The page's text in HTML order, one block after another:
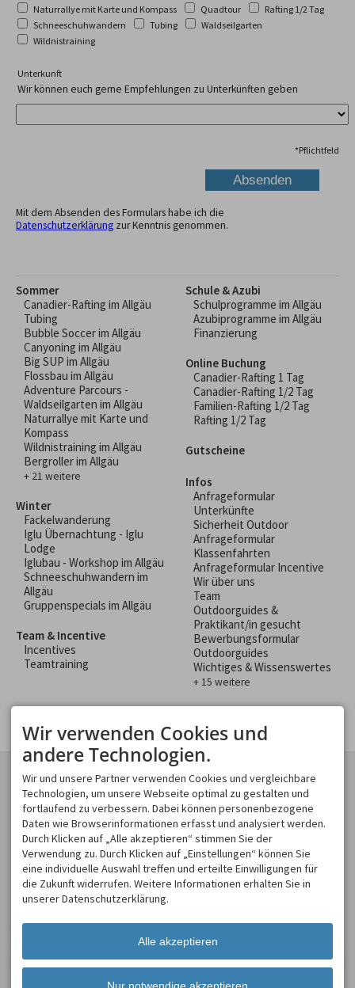
Naturrallye mit Karte und Kompass
Quadtour
Rafting 1/2 Tag
Schneeschuhwandern
Tubing
Waldseilgarten
Wildnistraining
Unterkunft
Wir können euch gerne Empfehlungen zu Unterkünften geben
*Pflichtfeld
Mit dem Absenden des Formulars habe ich die
Datenschutzerklärung zur Kenntnis genommen.
Sommer
Canadier-Rafting im Allgäu
Tubing
Bubble Soccer im Allgäu
Canyoning im Allgäu
Big SUP im Allgäu
Flossbau im Allgäu
Adventure Parcours -
Waldseilgarten im Allgäu
Naturrallye mit Karte und
Kompass
Wildnistraining im Allgäu
Bergroller im Allgäu
+ 21 weitere
Winter
Fackelwanderung
Iglu Übernachtung - Iglu
Lodge
Iglubau - Workshop im Allgäu
Schneeschuhwandern im
Allgäu
Gruppenspecials im Allgäu
Team & Incentive
Incentives
Teamtraining
Schule & Azubi
Schulprogramme im Allgäu
Azubiprogramme im Allgäu
Finanzierung
Online Buchung
Canadier-Rafting 1 Tag
Canadier-Rafting 1/2 Tag
Familien-Rafting 1/2 Tag
Rafting 1/2 Tag
Gutscheine
Infos
Anfrageformular
Unterkünfte
Sicherheit Outdoor
Anfrageformular
Klassenfahrten
Anfrageformular Incentive
Wir über uns
Team
Outdoorguides &
Praktikant/in gesucht
Bewerbungsformular
Outdoorguides
Wichtiges & Wissenswertes
+ 15 weitere
KONTAKT
Spirits of Nature GmbH
Moosweg 2
87545 Burgberg
DEUTSCHLAND
Tel. +49 8321 619 465
Fax +49 8321 619 463
info@spirits-of-nature.de
GESCHÄFTSBEREICHE
Spirits of Nature
Allgäu Incentive
Allgäu Schülerland
ÖFFNUNGSZEITEN
Mo - So
Wir verwenden Cookies und
andere Technologien.
Wir und unsere Partner verwenden Cookies und vergleichbare
Technologien, um unsere Webseite optimal zu gestalten und
fortlaufend zu verbessern. Dabei können personenbezogene
Daten wie Browserinformationen erfasst und analysiert werden.
Durch Klicken auf „Alle akzeptieren“ stimmen Sie der
Verwendung zu. Durch Klicken auf „Einstellungen“ können Sie
eine individuelle Auswahl treffen und erteilte Einwilligungen für
die Zukunft widerrufen. Weitere Informationen erhalten Sie in
unserer Datenschutzerklärung.
Alle akzeptieren